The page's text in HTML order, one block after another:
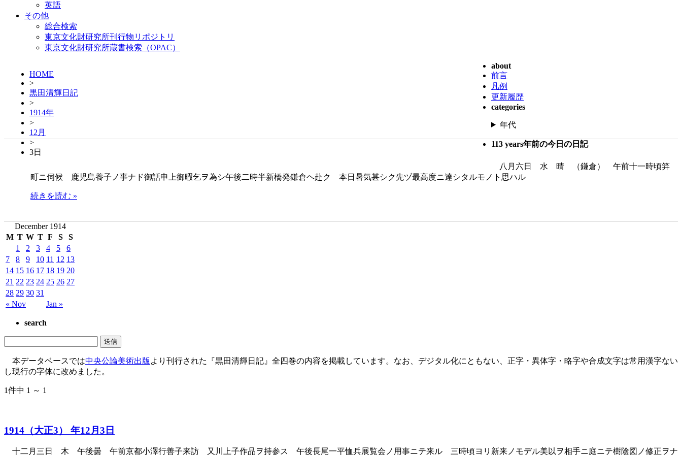
英語
その他
総合検索
東京文化財研究所刊行物リポジトリ
東京文化財研究所蔵書検索（OPAC）
HOME
>
黒田清輝日記
>
1914年
>
12月
>
3日
about
前言
凡例
更新履歴
categories
年代
113 years年前の今日の日記
八月六日 水 晴 （鎌倉） 午前十一時頃笄
町ニ伺候 鹿児島養子ノ事ナド御話申上御暇乞ヲ為シ午後二時半新橋発鎌倉ヘ赴ク 本日暑気甚シク先ヅ最高度ニ達シタルモノト思ハル
続きを読む »
December 1914
M T W T F S S
« Nov Jan »
1 2 3 4 5
6
7
8 9 10 11 12 13
14 15 16 17 18 19 20
21 22 23 24 25 26 27
28 29 30 31
search
本データベースでは中央公論美術出版 より刊行された『黒田清輝日記』全四巻の内容を掲載しています。なお、デジタル化にともない、正字・異体字・略字や合成文字は常用漢字ない
し現行の字体に改めました。
1件中 1 ～ 1
1914（大正3） 年12月3日
十二月三日 木 午後曇 午前京都小澤行善子来訪 又川上子作品ヲ持参ス 午後長尾一平恤兵展覧会ノ用事ニテ来ル 三時頃ヨリ新来ノモデル美以ヲ相手ニ庭ニテ樹陰図ノ修正ヲナ